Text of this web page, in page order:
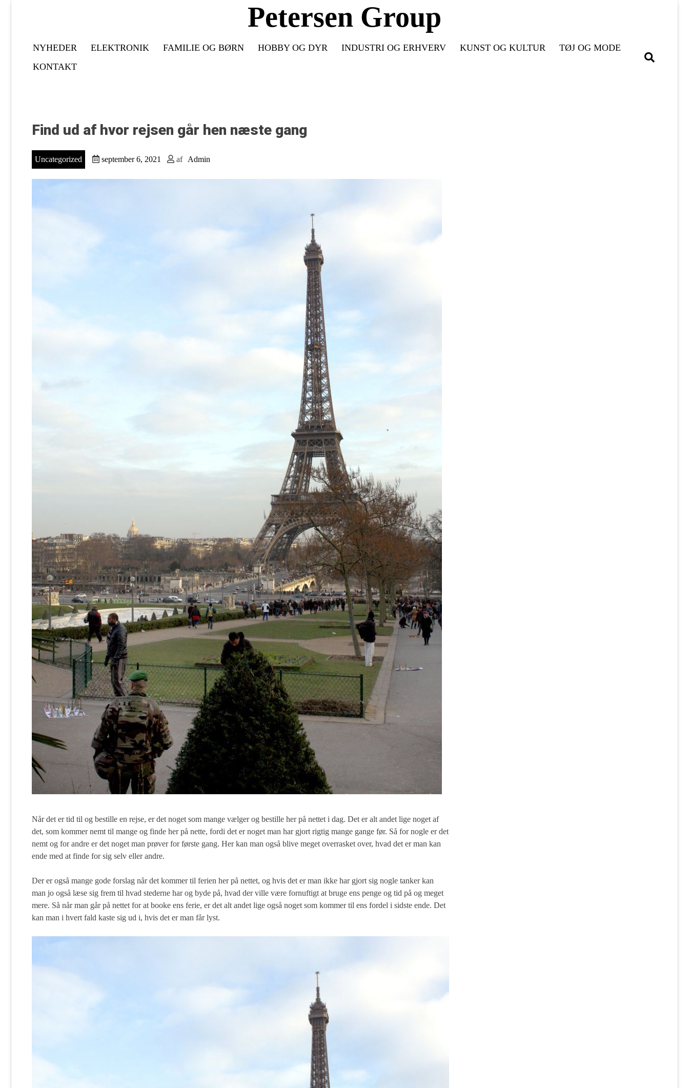
Petersen Group
NYHEDER ELEKTRONIK FAMILIE OG BØRN HOBBY OG DYR INDUSTRI OG ERHVERV KUNST OG KULTUR
TØJ OG MODE
KONTAKT
Find ud af hvor rejsen går hen næste gang
Uncategorized september 6, 2021 af Admin
Når det er tid til og bestille en rejse, er det noget som mange vælger og bestille her på nettet i dag. Det er alt andet lige noget af
det, som kommer nemt til mange og finde her på nette, fordi det er noget man har gjort rigtig mange gange før. Så for nogle er det
nemt og for andre er det noget man prøver for første gang. Her kan man også blive meget overrasket over, hvad det er man kan
ende med at finde for sig selv eller andre.
Der er også mange gode forslag når det kommer til ferien her på nettet, og hvis det er man ikke har gjort sig nogle tanker kan
man jo også læse sig frem til hvad stederne har og byde på, hvad der ville være fornuftigt at bruge ens penge og tid på og meget
mere. Så når man går på nettet for at booke ens ferie, er det alt andet lige også noget som kommer til ens fordel i sidste ende. Det
kan man i hvert fald kaste sig ud i, hvis det er man får lyst.